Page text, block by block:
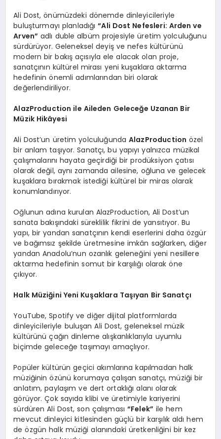
Ali Dost, önümüzdeki dönemde dinleyicileriyle
buluşturmayı planladığı“Ali Dost Nefesleri: Arden ve
Arven” adlı duble albüm projesiyle üretim yolculuğunu
sürdürüyor. Geleneksel deyiş ve nefes kültürünü
modern bir bakış açısıyla ele alacak olan proje,
sanatçının kültürel mirası yeni kuşaklara aktarma
hedefinin önemli adımlarından biri olarak
değerlendiriliyor.
AlazProduction ile Aileden Geleceğe Uzanan Bir
Müzik Hikâyesi
Ali Dost’un üretim yolculuğundaAlazProduction özel
bir anlam taşıyor. Sanatçı, bu yapıyı yalnızca müzikal
çalışmalarını hayata geçirdiği bir prodüksiyon çatısı
olarak değil, aynı zamanda ailesine, oğluna ve gelecek
kuşaklara bırakmak istediği kültürel bir miras olarak
konumlandırıyor.
Oğlunun adına kurulan AlazProduction, Ali Dost’un
sanata bakışındaki süreklilik fikrini de yansıtıyor. Bu
yapı, bir yandan sanatçının kendi eserlerini daha özgür
ve bağımsız şekilde üretmesine imkân sağlarken, diğer
yandan Anadolu’nun ozanlık geleneğini yeni nesillere
aktarma hedefinin somut bir karşılığı olarak öne
çıkıyor.
Halk Müziğini Yeni Kuşaklara Taşıyan Bir Sanatçı
YouTube, Spotify ve diğer dijital platformlarda
dinleyicileriyle buluşan Ali Dost, geleneksel müzik
kültürünü çağın dinleme alışkanlıklarıyla uyumlu
biçimde geleceğe taşımayı amaçlıyor.
Popüler kültürün geçici akımlarına kapılmadan halk
müziğinin özünü korumaya çalışan sanatçı, müziği bir
anlatım, paylaşım ve dert ortaklığı alanı olarak
görüyor. Çok sayıda klibi ve üretimiyle kariyerini
sürdüren Ali Dost, son çalışması “Felek” ile hem
mevcut dinleyici kitlesinden güçlü bir karşılık aldı hem
de özgün halk müziği alanındaki üretkenliğini bir kez